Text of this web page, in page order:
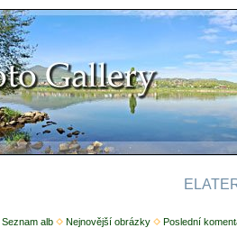
Seznam alb Nejnovější obrázky Poslední